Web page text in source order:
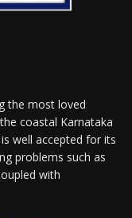
the most loved
coastal Karnataka
well accepted for its
problems such as
with